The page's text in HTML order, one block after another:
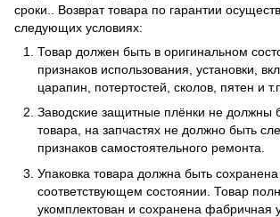
сроки.. Возврат товара по гарантии
следующих условиях:
Товар должен быть в оригинальном
признаков использования, установки,
царапин, потертостей, сколов, пятен и
Заводские защитные плёнки не должны
товара, на запчастях не должно быть
признаков самостоятельного ремонта.
Упаковка товара должна быть сохранена
соответствующем состоянии. Товар
укомплектован и сохранена фабричная